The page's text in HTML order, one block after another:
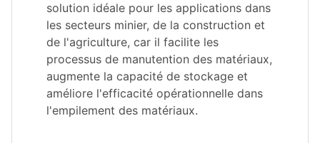
solution idéale pour les applications dans
les secteurs minier, de la construction et
de l'agriculture, car il facilite les
processus de manutention des matériaux,
augmente la capacité de stockage et
améliore l'efficacité opérationnelle dans
l'empilement des matériaux.